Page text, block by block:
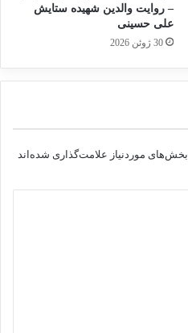
– روایت والدین شهیده ستایش
علی حسینی
30 ژوئن 2026
بخش‌های موردنیاز علامت‌گذاری شده‌اند